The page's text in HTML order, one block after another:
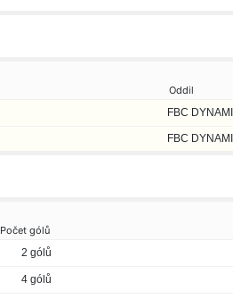
Oddil
FBC
FBC
Počet gólů
2 gólů
4 gólů